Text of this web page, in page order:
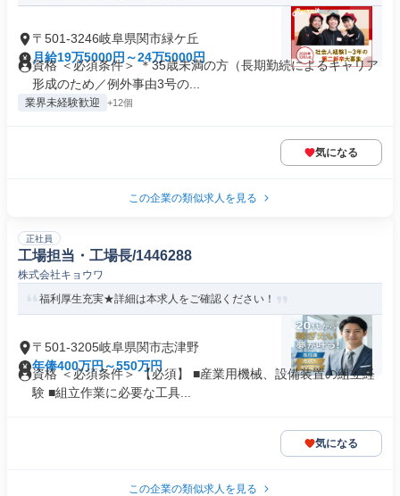
〒501-3246岐阜県関市緑ケ丘
月給19万5000円～24万5000円
資格 ＜必須条件＞ ＊35歳未満の方（長期勤続によるキャリア
形成のため／例外事由3号の...
業界未経験歓迎 +12個
気になる
この企業の類似求人を見る
正社員
工場担当・工場長/1446288
株式会社キョウワ
福利厚生充実★詳細は本求人をご確認ください！
〒501-3205岐阜県関市志津野
年俸400万円～550万円
資格 ＜必須条件＞ 【必須】 ■産業用機械、設備装置の組立経
験 ■組立作業に必要な工具...
気になる
この企業の類似求人を見る